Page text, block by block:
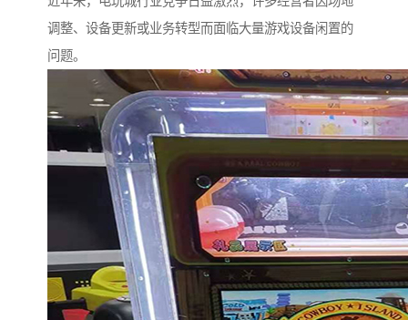
调整、设备更新或业务转型而面临大量游戏设备闲置的
问题。